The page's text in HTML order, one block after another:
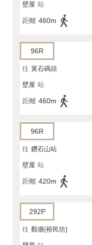
壁屋 站
距離 460m
96R
往 黃石碼頭
壁屋 站
距離 460m
96R
往 鑽石山站
壁屋 站
距離 420m
292P
往 觀塘(裕民坊)